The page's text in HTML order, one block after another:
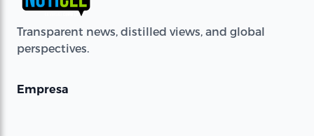
Transparent news, distilled views, and global
perspectives.
Empresa